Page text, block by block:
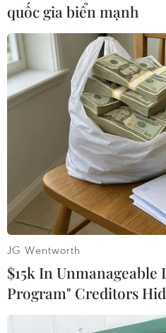
sỹ Kanye West, đã bị loại
sau khi hãng thời trang
đồng với ca sỹ này hôm
Sam Bankman-Fried,
của nền tảng giao dịch
chứng kiến giá trị tài
khi FTX nộp đơn xin phá
Ông Bankman-Fried
tội danh liên quan đến
quốc gia biển mạnh
JG Wentworth
$15k In Unmanageable
Program" Creditors